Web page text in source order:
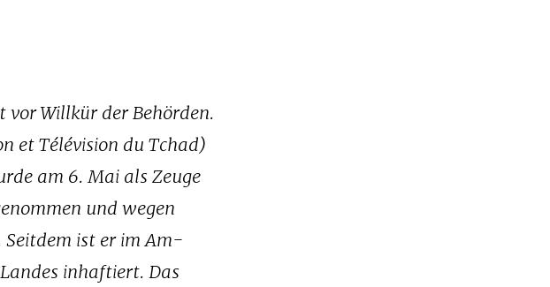
Willkür der Behörden.
et Télévision du Tchad)
am 6. Mai als Zeuge
und wegen
Seitdem ist er im Am-
inhaftiert. Das